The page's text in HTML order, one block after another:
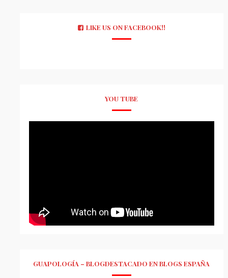
LIKE US ON FACEBOOK!!
YOU TUBE
GUAPOLOGÍA – BLOGDESTACADO EN BLOGS ESPAÑA